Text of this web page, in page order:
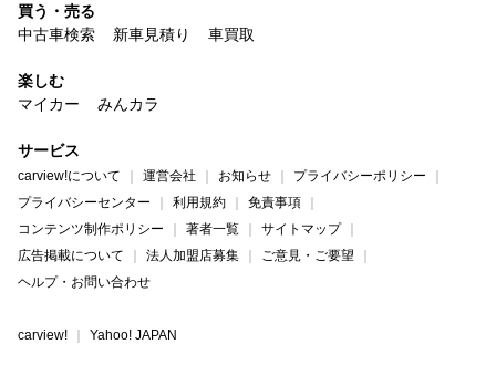
買う・売る
中古車検索
新車見積り 車買取
楽しむ
マイカー
みんカラ
サービス
carview!について 運営会社 お知らせ
プライバシーポリシー
プライバシーセンター
利用規約
免責事項
コンテンツ制作ポリシー
著者一覧
サイトマップ
広告掲載について
法人加盟店募集
ご意見・ご要望
ヘルプ・お問い合わせ
carview! Yahoo! JAPAN